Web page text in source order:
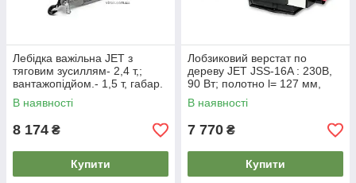
Лебідка важільна JET з
тяговим зусиллям- 2,4 т,;
вантажопідйом.- 1,5 т, габар.
розм.- 545х 260х 90мм
В наявності
8 174 ₴
Купити
Лобзиковий верстат по
дереву JET JSS-16A : 230В,
90 Вт; полотно l= 127 мм,
глиб. різу- 0-50 мм,
В наявності
7 770 ₴
Купити